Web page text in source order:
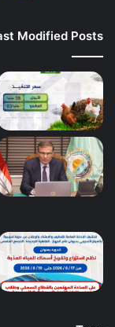
Modified Posts